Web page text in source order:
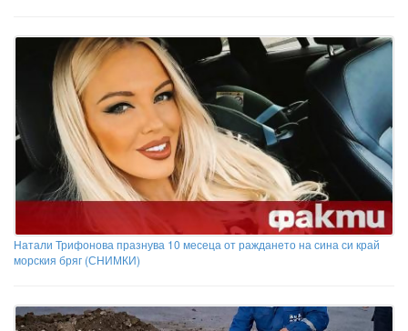
Натали Трифонова празнува 10 месеца от раждането на сина си край
морския бряг (СНИМКИ)